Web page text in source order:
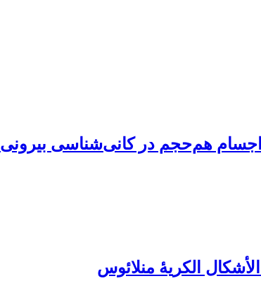
هم‌حجم در کانی‌شناسی بیرونی
الکریۀ منلائوس